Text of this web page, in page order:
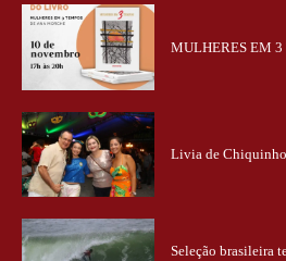
MULHERES EM 3
Livia de Chiquinho
Seleção brasileira